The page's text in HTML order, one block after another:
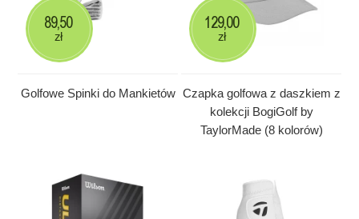
Golfowe Spinki do Mankietów
89,50
zł
Czapka golfowa z daszkiem z
kolekcji BogiGolf by
TaylorMade (8 kolorów)
129,00
zł